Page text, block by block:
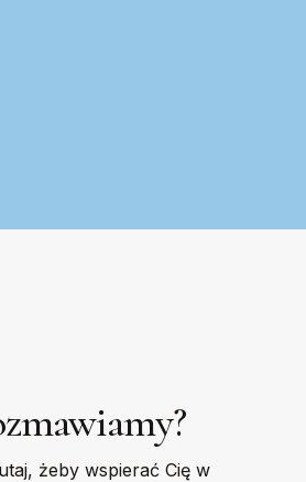
żeby wspierać Cię w